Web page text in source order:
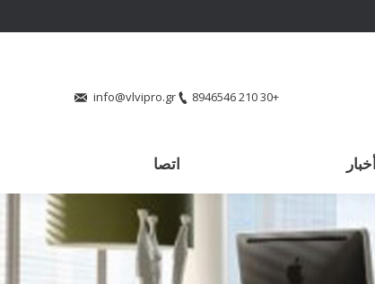
+30 210 8946546
info@vlvipro.gr
أخبار اتصا